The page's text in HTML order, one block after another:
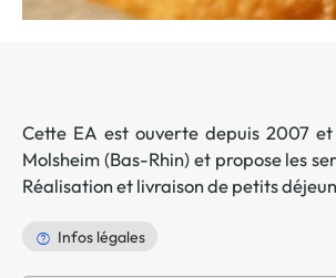
Cette EA est ouverte depuis 2007
Molsheim(Bas-Rhin) et propose les
Réalisation et livraison de petits
Infos légales